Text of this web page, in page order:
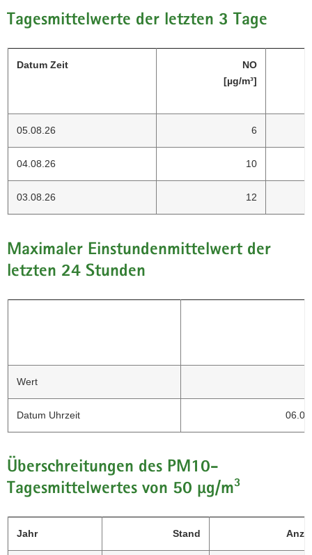
Tagesmittelwerte der letzten 3 Tage
Datum Zeit
NO
[µg/m³]
05.08.26 6
04.08.26 10
03.08.26 12
Maximaler Einstundenmittelwert der
letzten 24 Stunden
Wert
Datum Uhrzeit
Überschreitungen des PM10-
Tagesmittelwertes von 50 µg/m³
Jahr Stand